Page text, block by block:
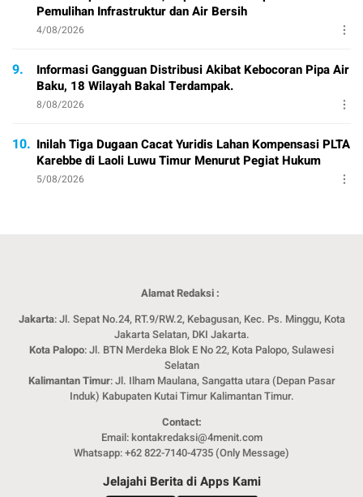
Pemulihan Infrastruktur dan Air Bersih
4/08/2026
9.
Informasi Gangguan Distribusi Akibat Kebocoran Pipa Air
Baku, 18 Wilayah Bakal Terdampak.
8/08/2026
10. Inilah Tiga Dugaan Cacat Yuridis Lahan Kompensasi PLTA
Karebbe di Laoli Luwu Timur Menurut Pegiat Hukum
5/08/2026
Alamat Redaksi :
Jakarta: Jl. Sepat No.24, RT.9/RW.2, Kebagusan, Kec. Ps. Minggu, Kota
Jakarta Selatan, DKI Jakarta.
Kota Palopo: Jl. BTN Merdeka Blok E No 22, Kota Palopo, Sulawesi
Selatan
Kalimantan Timur: Jl. Ilham Maulana, Sangatta utara (Depan Pasar
Induk) Kabupaten Kutai Timur Kalimantan Timur.
Contact:
Email: kontakredaksi@4menit.com
Whatsapp: +62 822-7140-4735 (Only Message)
Jelajahi Berita di Apps Kami